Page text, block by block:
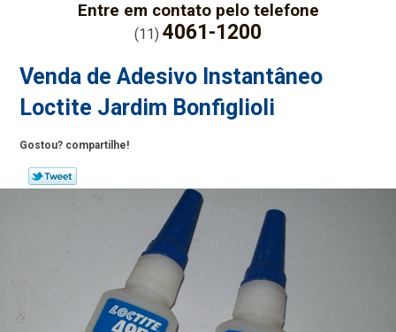
Entre em contato pelo telefone
(11) 4061-1200
Venda de Adesivo Instantâneo
Loctite Jardim Bonfiglioli
Gostou? compartilhe!